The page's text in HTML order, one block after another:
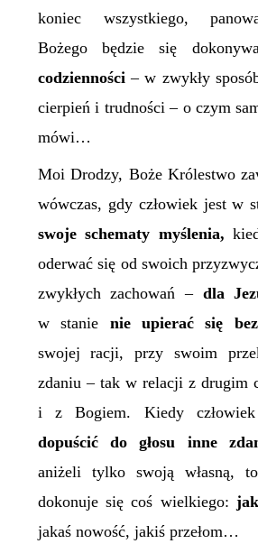
koniec wszystkiego,
Bożego będzie się
codzienności– w zwykły
cierpień i trudności – o czym
mówi…
Moi Drodzy, Boże Królestwo
wówczas, gdy człowiek jest w
swoje schematy myślenia,
oderwać się od swoich
zwykłych zachowań – dla
w stanie nie upierać się
swojej racji, przy swoim
zdaniu – tak w relacji z drugim
i z Bogiem. Kiedy
dopuścić do głosu inne
aniżeli tylko swoją własną,
dokonuje się coś wielkiego:
jakaś nowość, jakiś przełom…